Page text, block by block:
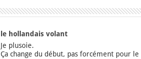
le hollandais volant
Je plu­soie.
Ça change du début, pas for­cé­ment pour le